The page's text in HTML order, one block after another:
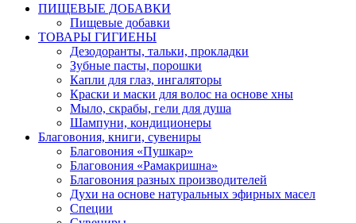
ПИЩЕВЫЕ ДОБАВКИ
Пищевые добавки
ТОВАРЫ ГИГИЕНЫ
Дезодоранты, тальки, прокладки
Зубные пасты, порошки
Капли для глаз, ингаляторы
Краски и маски для волос на основе хны
Мыло, скрабы, гели для душа
Шампуни, кондиционеры
Благовония, книги, сувениры
Благовония «Пушкар»
Благовония «Рамакришна»
Благовония разных производителей
Духи на основе натуральных эфирных масел
Специи